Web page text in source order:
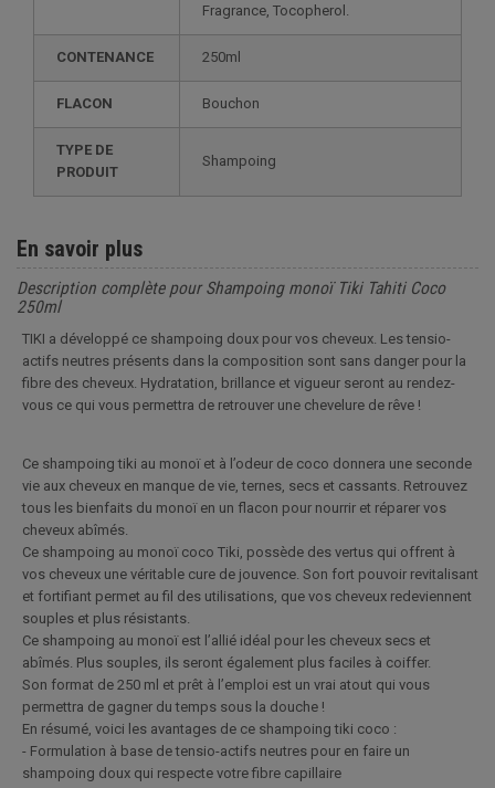
Fragrance, Tocopherol.
CONTENANCE 250ml
FLACON Bouchon
TYPE DE
PRODUIT
Shampoing
En savoir plus
Description complète pour Shampoing monoï Tiki Tahiti Coco
250ml
TIKI a développé ce shampoing doux pour vos cheveux. Les tensio-
actifs neutres présents dans la composition sont sans danger pour la
fibre des cheveux. Hydratation, brillance et vigueur seront au rendez-
vous ce qui vous permettra de retrouver une chevelure de rêve !
Ce shampoing tiki au monoï et à l’odeur de coco donnera une seconde
vie aux cheveux en manque de vie, ternes, secs et cassants. Retrouvez
tous les bienfaits du monoï en un flacon pour nourrir et réparer vos
cheveux abîmés.
Ce shampoing au monoï coco Tiki, possède des vertus qui offrent à
vos cheveux une véritable cure de jouvence. Son fort pouvoir revitalisant
et fortifiant permet au fil des utilisations, que vos cheveux redeviennent
souples et plus résistants.
Ce shampoing au monoï est l’allié idéal pour les cheveux secs et
abîmés. Plus souples, ils seront également plus faciles à coiffer.
Son format de 250 ml et prêt à l’emploi est un vrai atout qui vous
permettra de gagner du temps sous la douche !
En résumé, voici les avantages de ce shampoing tiki coco :
- Formulation à base de tensio-actifs neutres pour en faire un
shampoing doux qui respecte votre fibre capillaire